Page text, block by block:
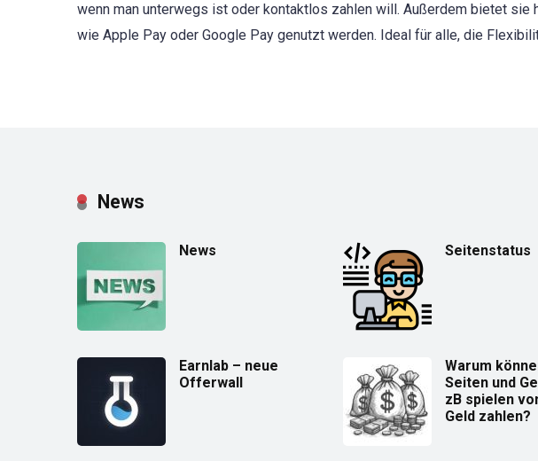
wenn man unterwegs ist oder kontaktlos zahlen will. Außerdem bietet
wie Apple Pay oder Google Pay genutzt werden. Ideal für alle, die
News
News Seitenstatus
Earnlab – neue
Offerwall
Warum
Seiten und
zB spielen
Geld zahlen?